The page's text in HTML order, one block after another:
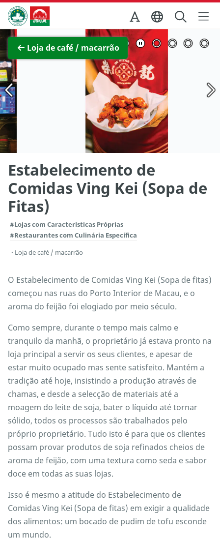
Ir para o conteúdo principal
Direcção dos Serviços de Turismo
Loja de café / macarrão
Ver imagem completa
Estabelecimento de
Comidas Ving Kei (Sopa de
Fitas)
#Lojas com Características Próprias
#Restaurantes com Culinária Específica
Loja de café / macarrão
O Estabelecimento de Comidas Ving Kei (Sopa de fitas)
começou nas ruas do Porto Interior de Macau, e o
aroma do feijão foi elogiado por meio século.
Como sempre, durante o tempo mais calmo e
tranquilo da manhã, o proprietário já estava pronto na
loja principal a servir os seus clientes, e apesar de
estar muito ocupado mas sente satisfeito. Mantém a
tradição até hoje, insistindo a produção através de
chamas, e desde a selecção de materiais até a
moagem do leite de soja, bater o líquido até tornar
sólido, todos os processos são trabalhados pelo
próprio proprietário. Tudo isto é para que os clientes
possam provar produtos de soja refinados cheios de
aroma de feijão, com uma textura como seda e sabor
doce em todas as suas lojas.
Isso é mesmo a atitude do Estabelecimento de
Comidas Ving Kei (Sopa de fitas) em exigir a qualidade
dos alimentos: um bocado de pudim de tofu esconde
um mundo.